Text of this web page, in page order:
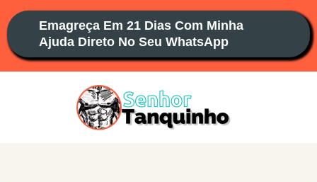
para
conteúdo
Emagreça Em 21 Dias Com Minha
Ajuda Direto No Seu WhatsApp